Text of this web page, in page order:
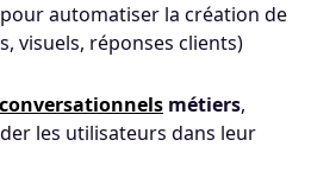
pour automatiser la création de
visuels, réponses clients)
métiers,
les utilisateurs dans leur